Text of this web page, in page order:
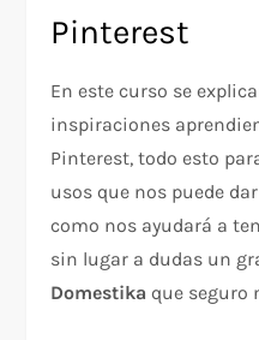
Pinterest
En este curso se
inspiraciones
Pinterest, todo esto
usos que nos puede
como nos ayudará a
sin lugar a dudas un
Domestika que seguro